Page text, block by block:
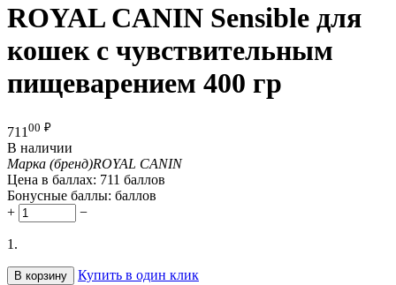
ROYAL CANIN Sensible для
кошек с чувствительным
пищеварением 400 гр
711 00 ₽
В наличии
Марка (бренд)ROYAL CANIN
Цена в баллах: 711 баллов
Бонусные баллы: баллов
+
−
1.
В корзину
Купить в один клик